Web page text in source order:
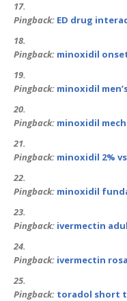
Pingback: ED drug
Pingback: minoxidil
Pingback: minoxidil
Pingback: minoxidil
Pingback: minoxidil 2%
Pingback: minoxidil
Pingback: ivermectin
Pingback: ivermectin
Pingback: toradol short